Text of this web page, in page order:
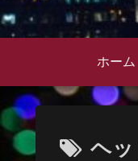
ホーム
ヘ